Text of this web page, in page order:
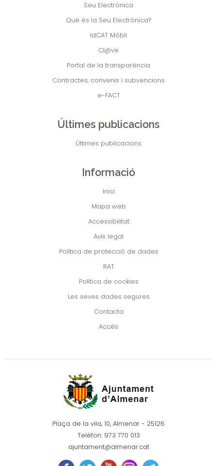
Seu Electrònica
Què és la Seu Electrònica?
IdCAT Mòbil
Cl@ve
Portal de la transparència
Contractes, convenis i subvencions
e-FACT
Últimes publicacions
Últimes publicacions
Informació
Inici
Mapa web
Accessibilitat
Avís legal
Política de protecció de dades
RAT
Política de cookies
Les seves dades segures
Contacta
Accés
Plaça de la vila, 10, Almenar - 25126
Telèfon: 973 770 013
ajuntament@almenar.cat